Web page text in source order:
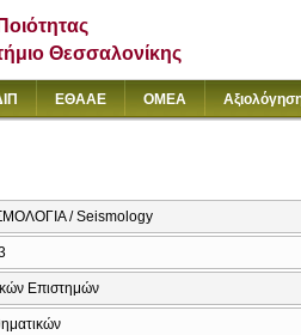
Θεσσαλονίκης
ΕΘΑΑΕ ΟΜΕΑ
/ Seismology
Επιστημών